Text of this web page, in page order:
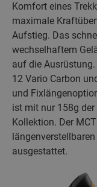
Komfort eines
maximale
Aufstieg. Das
wechselhaftem
auf die
12 Vario Carbon
und
ist mit nur 158g
Kollektion. Der
ausgestattet.